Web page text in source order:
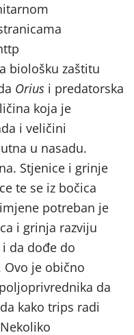
biološku zaštitu
Orius i predatorska
koja je
i veličini
u nasadu.
Stjenice i grinje
te se iz bočica
potreban je
i grinja razviju
da dođe do
je obično
da
kako trips radi